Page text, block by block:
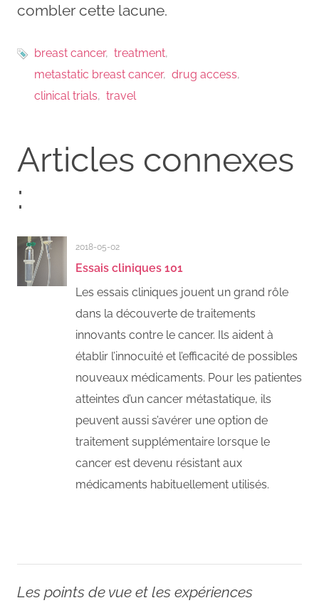
combler cette lacune.
breast cancer
treatment
metastatic breast cancer
drug access
clinical trials
travel
Articles connexes
:
2018-05-02
Essais cliniques 101
Les essais cliniques jouent un grand rôle
dans la découverte de traitements
innovants contre le cancer. Ils aident à
établir l’innocuité et l’efficacité de possibles
nouveaux médicaments. Pour les patientes
atteintes d’un cancer métastatique, ils
peuvent aussi s’avérer une option de
traitement supplémentaire lorsque le
cancer est devenu résistant aux
médicaments habituellement utilisés.
Les points de vue et les expériences